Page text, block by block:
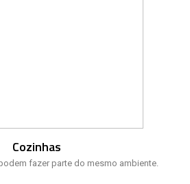
Cozinhas
fazer parte do mesmo ambiente.